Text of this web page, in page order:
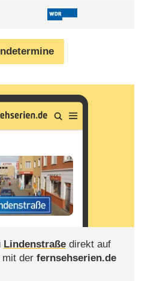
Lindenstraßedirekt auf
mit der fernsehserien.de